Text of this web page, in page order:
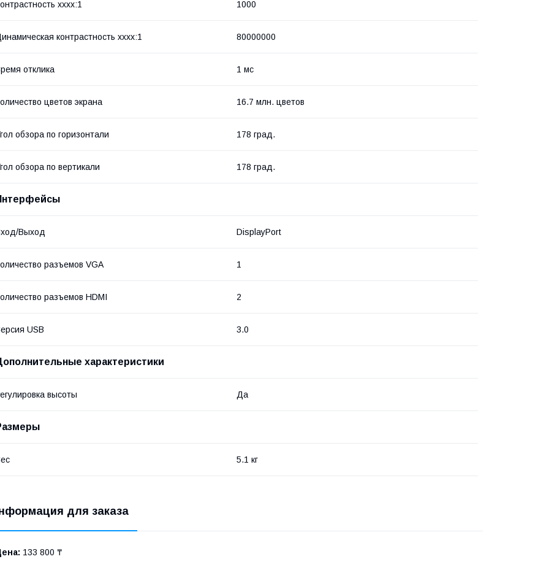
хххх:1 1000
контрастность хххх:1 80000000
отклика 1 мс
цветов экрана 16.7 млн. цветов
обзора по горизонтали 178 град.
обзора по вертикали 178 град.
Выход DisplayPort
разъемов VGA 1
разъемов HDMI 2
USB 3.0
характеристики
высоты Да
5.1 кг
для заказа
133 800 ₸